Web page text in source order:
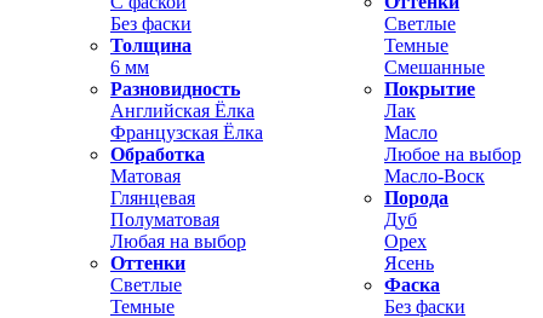
Без фаски
Толщина
6 мм
Светлые
Темные
Смешанные
Разновидность
Английская Ёлка
Французская Ёлка
Обработка
Матовая
Глянцевая
Полуматовая
Любая на выбор
Оттенки
Светлые
Темные
Покрытие
Лак
Масло
Любое на выбор
Масло-Воск
Порода
Дуб
Орех
Ясень
Фаска
Без фаски